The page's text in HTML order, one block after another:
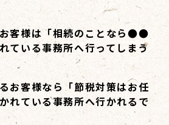
客様は「相続のことなら●●
ている事務所へ行ってしまう
お客様なら「節税対策はお任
れている事務所へ行かれるで